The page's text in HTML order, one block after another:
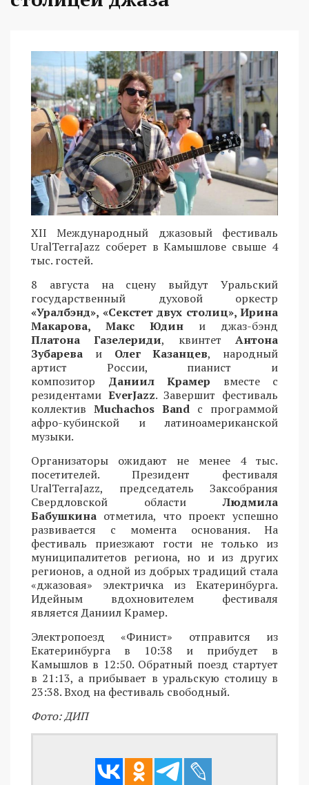
XII Международный джазовый фестиваль
UralTerraJazz соберет в Камышлове свыше 4
тыс. гостей.
8 августа на сцену выйдут Уральский
государственный духовой оркестр
«Уралбэнд», «Секстет двух столиц», Ирина
Макарова, Макс Юдин и джаз-бэнд
Платона Газелериди, квинтетАнтона
Зубарева и Олег Казанцев, народный
артист России, пианист и
композитор Даниил Крамер вместе с
резидентами EverJazz. Завершит фестиваль
коллектив Muchachos Band с программой
афро-кубинской и латиноамериканской
музыки.
Организаторы ожидают не менее 4 тыс.
посетителей. Президент фестиваля
UralTerraJazz, председатель Заксобрания
Свердловской областиЛюдмила
Бабушкина отметила, что проект успешно
развивается с момента основания. На
фестиваль приезжают гости не только из
муниципалитетов региона, но и из других
регионов, а одной из добрых традиций стала
«джазовая» электричка из Екатеринбурга.
Идейным вдохновителем фестиваля
является Даниил Крамер.
Электропоезд «Финист» отправится из
Екатеринбурга в 10:38 и прибудет в
Камышлов в 12:50. Обратный поезд стартует
в 21:13, а прибывает в уральскую столицу в
23:38. Вход на фестиваль свободный.
Фото: ДИП